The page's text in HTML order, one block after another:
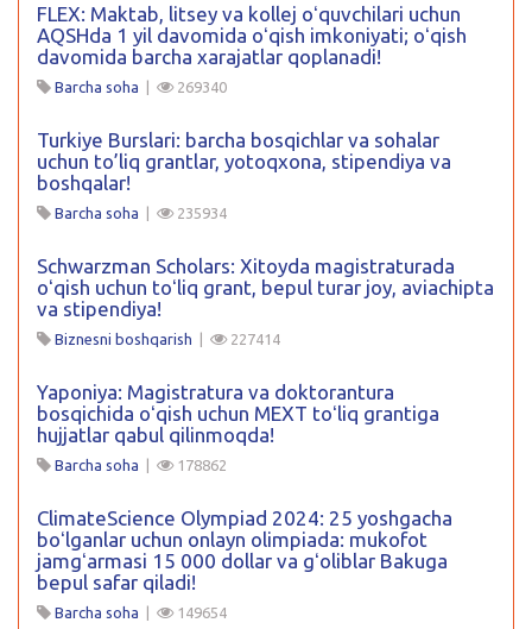
FLEX: Maktab, litsey va kollej oʻquvchilari uchun
AQSHda 1 yil davomida oʻqish imkoniyati; oʻqish
davomida barcha xarajatlar qoplanadi!
Barcha soha | 269340
Turkiye Burslari: barcha bosqichlar va sohalar
uchun to’liq grantlar, yotoqxona, stipendiya va
boshqalar!
Barcha soha | 235934
Schwarzman Scholars: Xitoyda magistraturada
oʻqish uchun toʻliq grant, bepul turar joy, aviachipta
va stipendiya!
Biznesni boshqarish | 227414
Yaponiya: Magistratura va doktorantura
bosqichida oʻqish uchun MEXT toʻliq grantiga
hujjatlar qabul qilinmoqda!
Barcha soha | 178862
ClimateScience Olympiad 2024: 25 yoshgacha
boʻlganlar uchun onlayn olimpiada: mukofot
jamgʻarmasi 15 000 dollar va gʻoliblar Bakuga
bepul safar qiladi!
Barcha soha | 149654